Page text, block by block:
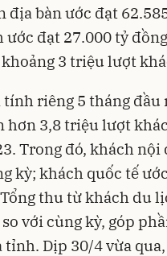
địa bàn ước đạt
ước đạt 27.000 tỷ
3 triệu lượt
tính riêng 5 tháng đầu
hơn 3,8 triệu lượt
Trong đó, khách
kỳ; khách quốc tế
thu từ khách du
với cùng kỳ, góp
tỉnh. Dịp 30/4 vừa